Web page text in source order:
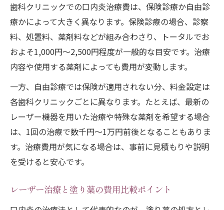
歯科クリニックでの口内炎治療費は、保険診療か自由診
療かによって大きく異なります。保険診療の場合、診察
料、処置料、薬剤料などが組み合わさり、トータルでお
およそ1,000円〜2,500円程度が一般的な目安です。治療
内容や使用する薬剤によっても費用が変動します。
一方、自由診療では保険が適用されない分、料金設定は
各歯科クリニックごとに異なります。たとえば、最新の
レーザー機器を用いた治療や特殊な薬剤を希望する場合
は、1回の治療で数千円〜1万円前後となることもありま
す。治療費用が気になる場合は、事前に見積もりや説明
を受けると安心です。
レーザー治療と塗り薬の費用比較ポイント